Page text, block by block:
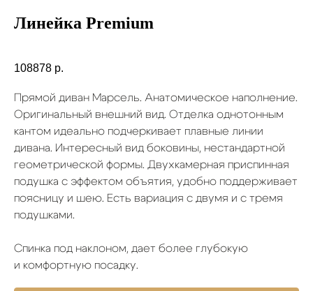
Линейка Premium
108878 р.
Прямой диван Марсель. Анатомическое наполнение.
Оригинальный внешний вид. Отделка однотонным
кантом идеально подчеркивает плавные линии
дивана. Интересный вид боковины, нестандартной
геометрической формы. Двухкамерная приспинная
подушка с эффектом объятия, удобно поддерживает
поясницу и шею. Есть вариация с двумя и с тремя
подушками.
Спинка под наклоном, дает более глубокую
и комфортную посадку.